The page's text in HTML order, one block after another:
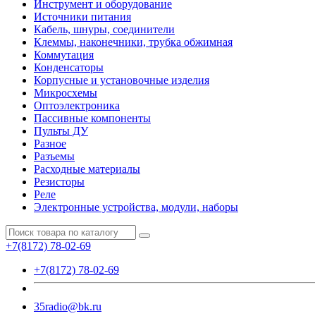
Инструмент и оборудование
Источники питания
Кабель, шнуры, соединители
Клеммы, наконечники, трубка обжимная
Коммутация
Конденсаторы
Корпусные и установочные изделия
Микросхемы
Оптоэлектроника
Пассивные компоненты
Пульты ДУ
Разное
Разъемы
Расходные материалы
Резисторы
Реле
Электронные устройства, модули, наборы
+7(8172) 78-02-69
+7(8172) 78-02-69
35radio@bk.ru